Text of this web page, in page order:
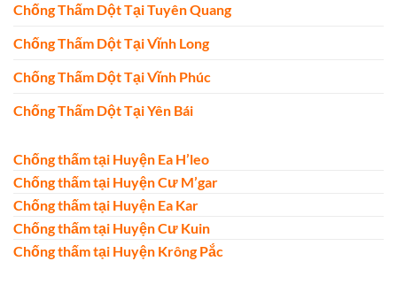
Chống Thấm Dột Tại Tuyên Quang
Chống Thấm Dột Tại Vĩnh Long
Chống Thấm Dột Tại Vĩnh Phúc
Chống Thấm Dột Tại Yên Bái
Chống thấm tại Huyện Ea H’leo
Chống thấm tại Huyện Cư M’gar
Chống thấm tại Huyện Ea Kar
Chống thấm tại Huyện Cư Kuin
Chống thấm tại Huyện Krông Pắc